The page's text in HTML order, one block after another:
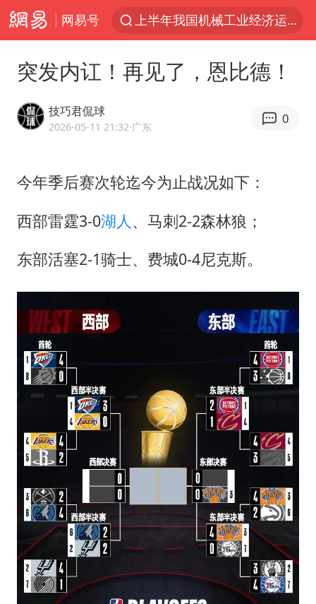
网易号
上半年我国机械工业经济运行稳中有进
河南撤回“领导带薪错峰休假”通知
台风“白海豚”体型变大！环流面积接近13个浙江那么大
陕西省委书记赶赴柞水县杏坪镇
女孩摆摊卖菌子时收到北大通知书
命案逃犯躲进深山21年活得像野人
全球百万人“花钱干农活”
DeepSeek投资宇树科技意味什么
东方之约 相约未来
突发内讧！再见了，恩比德！
技巧君侃球
2026-05-11 21:32·广东
0
今年季后赛次轮迄今为止战况如下：
西部雷霆3-0湖人 、马刺2-2森林狼；
东部活塞2-1骑士、费城0-4尼克斯。